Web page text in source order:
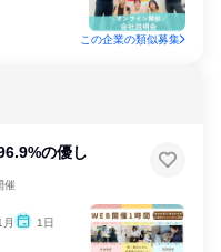
この企業の類似募集
の優し
催
1日